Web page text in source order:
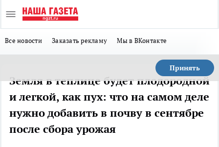
Все новости Заказать рекламу Мы в ВКонтакте
Принять
Земля в теплице будет плодородной
и легкой, как пух: что на самом деле
нужно добавить в почву в сентябре
после сбора урожая